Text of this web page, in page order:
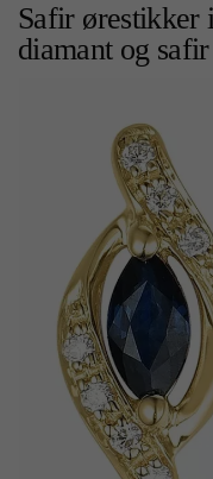
Safir ørestikker
diamant og safir